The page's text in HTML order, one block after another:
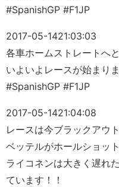
#SpanishGP #F1JP
2017-05-1421:03:03
各車ホームストレートへ
いよいよレースが始まりま
#SpanishGP #F1JP
2017-05-1421:04:08
レースは今ブラックアウ
ベッテルがホールショット
ライコネンは大きく遅れ
ています！！